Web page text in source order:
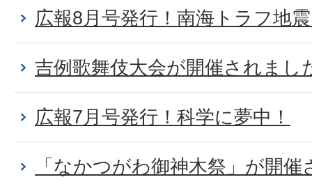
広報8月号発行！南海トラフ地
吉例歌舞伎大会が開催されまし
広報7月号発行！科学に夢中！
「なかつがわ御神木祭」が開